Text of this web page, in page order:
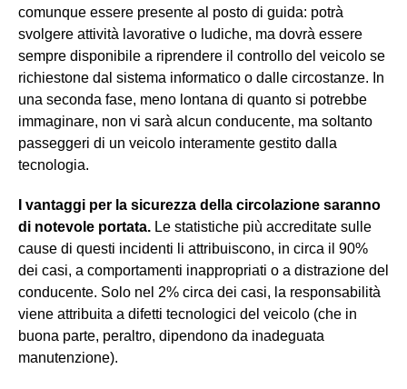
comunque essere presente al posto di guida: potrà
svolgere attività lavorative o ludiche, ma dovrà essere
sempre disponibile a riprendere il controllo del veicolo se
richiestone dal sistema informatico o dalle circostanze. In
una seconda fase, meno lontana di quanto si potrebbe
immaginare, non vi sarà alcun conducente, ma soltanto
passeggeri di un veicolo interamente gestito dalla
tecnologia.
I vantaggi per la sicurezza della circolazione saranno
di notevole portata. Le statistiche più accreditate sulle
cause di questi incidenti li attribuiscono, in circa il 90%
dei casi, a comportamenti inappropriati o a distrazione del
conducente. Solo nel 2% circa dei casi, la responsabilità
viene attribuita a difetti tecnologici del veicolo (che in
buona parte, peraltro, dipendono da inadeguata
manutenzione).